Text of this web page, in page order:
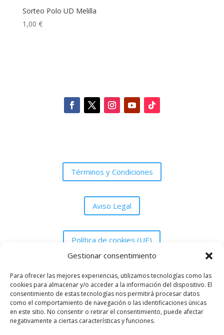
Gestionar consentimiento
Para ofrecer las mejores experiencias, utilizamos tecnologías como las
cookies para almacenar y/o acceder a la información del dispositivo. El
consentimiento de estas tecnologías nos permitirá procesar datos
como el comportamiento de navegación o las identificaciones únicas
en este sitio. No consentir o retirar el consentimiento, puede afectar
negativamente a ciertas características y funciones.
Sorteo Polo UD Melilla
1,00 €
Términos y Condiciones
Aviso Legal
Política de cookies (UE)
Política de Privacidad
Asociación Peña Grada UDM de Melilla